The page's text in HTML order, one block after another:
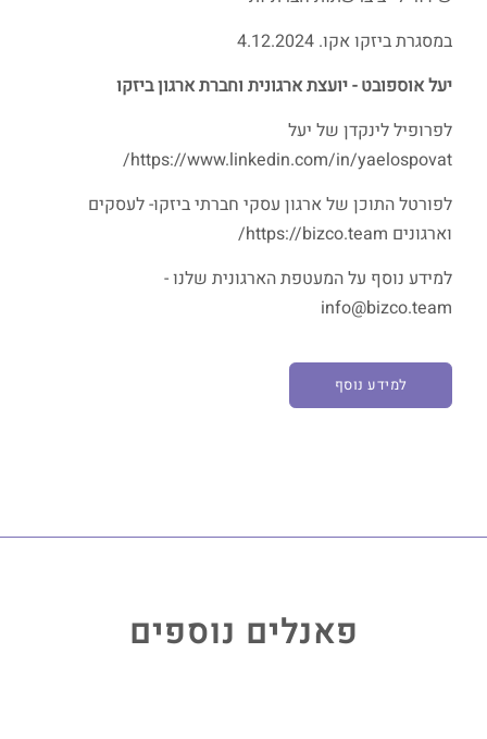
במסגרת ביזקו אקו. 4.12.2024
יעל אוספובט - יועצת ארגונית וחברת ארגון ביזקו
לפרופיל לינקדן של יעל
https://www.linkedin.com/in/yaelospovat/
לפורטל התוכן של ארגון עסקי חברתי ביזקו- לעסקים
וארגונים https://bizco.team/
למידע נוסף על המעטפת הארגונית שלנו -
info@bizco.team
למידע נוסף
פאנלים נוספים